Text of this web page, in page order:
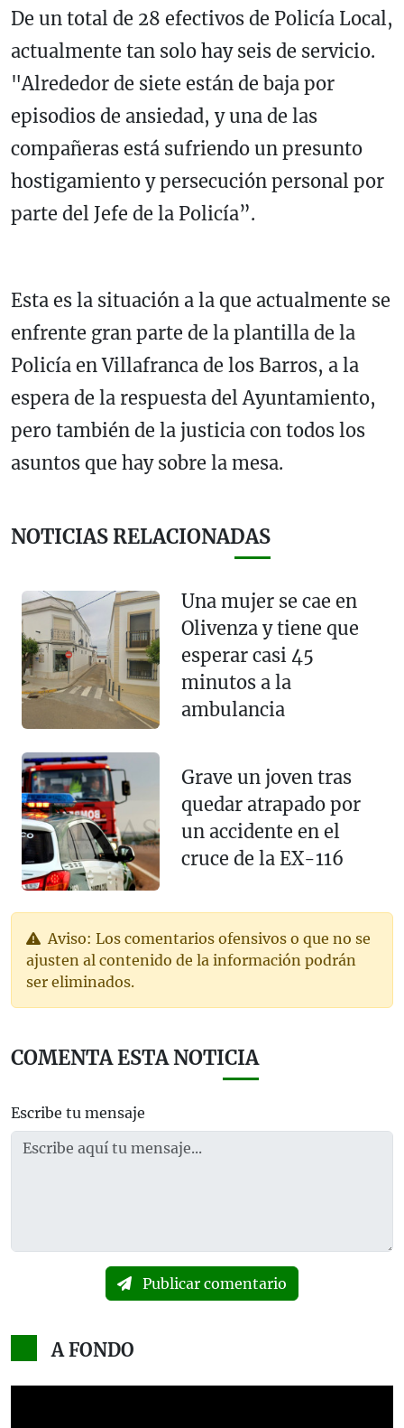
De un total de 28 efectivos de Policía Local,
actualmente tan solo hay seis de servicio.
"Alrededor de siete están de baja por
episodios de ansiedad, y una de las
compañeras está sufriendo un presunto
hostigamiento y persecución personal por
parte del Jefe de la Policía”.
Esta es la situación a la que actualmente se
enfrente gran parte de la plantilla de la
Policía en Villafranca de los Barros, a la
espera de la respuesta del Ayuntamiento,
pero también de la justicia con todos los
asuntos que hay sobre la mesa.
NOTICIAS RELACIONADAS
Una mujer se cae en
Olivenza y tiene que
esperar casi 45
minutos a la
ambulancia
Grave un joven tras
quedar atrapado por
un accidente en el
cruce de la EX-116
Aviso: Los comentarios ofensivos o que no se
ajusten al contenido de la información podrán
ser eliminados.
COMENTA ESTA NOTICIA
Escribe tu mensaje
Publicar comentario
A FONDO